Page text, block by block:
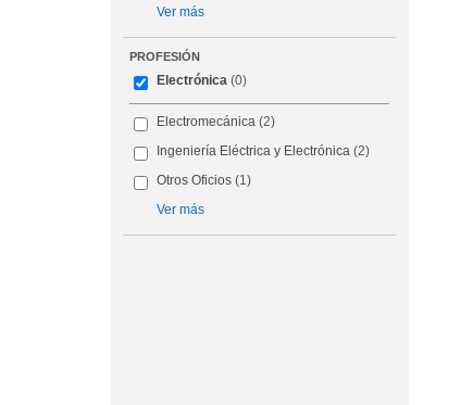
Ver más
PROFESIÓN
Electrónica (0)
Electromecánica (2)
Ingeniería Eléctrica y Electrónica (2)
Otros Oficios (1)
Ver más